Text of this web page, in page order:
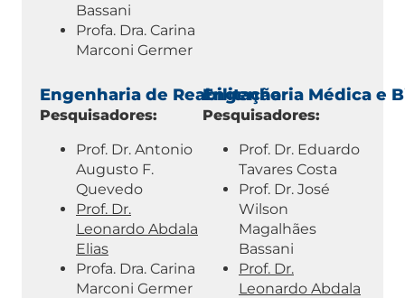
Bassani
Profa. Dra. Carina
Marconi Germer
Engenharia de Reabilitação
Pesquisadores:
Prof. Dr. Antonio
Augusto F.
Quevedo
Prof. Dr.
Leonardo Abdala
Elias
Profa. Dra. Carina
Marconi Germer
Engenharia Médica e
Pesquisadores:
Prof. Dr. Eduardo
Tavares Costa
Prof. Dr. José
Wilson
Magalhães
Bassani
Prof. Dr.
Leonardo Abdala